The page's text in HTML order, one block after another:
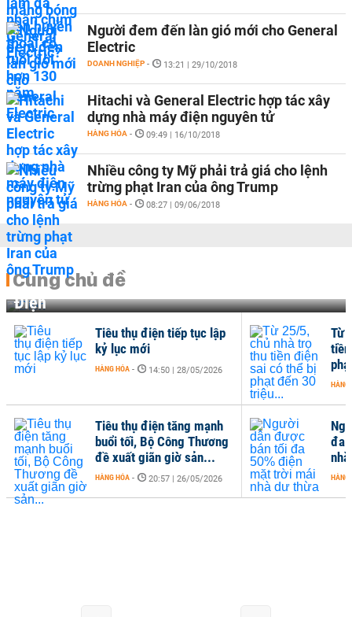
Người đem đến làn gió mới cho General
Electric
DOANH NGHIỆP - 13:21 | 29/10/2018
Hitachi và General Electric hợp tác xây
dựng nhà máy điện nguyên tử
HÀNG HÓA - 09:49 | 16/10/2018
Nhiều công ty Mỹ phải trả giá cho lệnh
trừng phạt Iran của ông Trump
HÀNG HÓA - 08:27 | 09/06/2018
Cùng chủ đề
Điện
đa
HÀNG
Tiêu thụ điện tiếp tục lập
kỷ lục mới
HÀNG HÓA - 14:50 | 28/05/2026
Tiêu thụ điện tăng mạnh
buổi tối, Bộ Công Thương
đề xuất giãn giờ sản...
HÀNG HÓA - 20:57 | 26/05/2026
Từ
HÀNG